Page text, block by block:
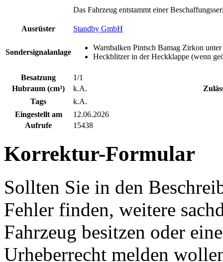
Das Fahrzeug entstammt einer
Ausrüster Standby GmbH
Sondersignalanlage
Warnbalken Pintsch Bamag Zirkon
Heckblitzer in der Heckklappe (wenn
Besatzung
1/1
Hubraum (cm³)
k.A.
Tags
k.A.
Eingestellt am
12.06.2026
Aufrufe
15438
Korrektur-Formular
Sollten Sie in den
Fehler finden, weitere
Fahrzeug besitzen oder
Urheberrecht melden